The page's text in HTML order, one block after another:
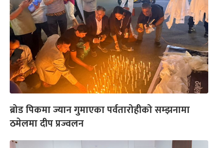
ब्रोड पिकमा ज्यान गुमाएका पर्वतारोहीको सम्झनामा
ठमेलमा दीप प्रज्वलन